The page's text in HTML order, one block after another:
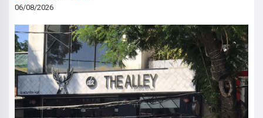
06/08/2026